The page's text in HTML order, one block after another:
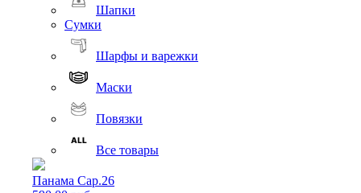
Шапки
Сумки
Шарфы и варежки
Маски
Повязки
Все товары
Панама Cap.26